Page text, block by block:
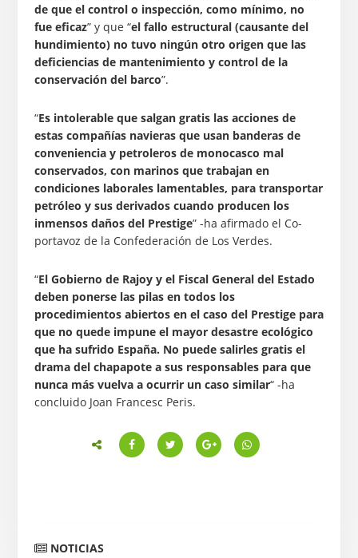
de que el control o inspección, como mínimo, no
fue eficaz” y que “el fallo estructural (causante del
hundimiento) no tuvo ningún otro origen que las
deficiencias de mantenimiento y control de la
conservación del barco”.
“Es intolerable que salgan gratis las acciones de
estas compañías navieras que usan banderas de
conveniencia y petroleros de monocasco mal
conservados, con marinos que trabajan en
condiciones laborales lamentables, para transportar
petróleo y sus derivados cuando producen los
inmensos daños del Prestige” -ha afirmado el Co-
portavoz de la Confederación de Los Verdes.
“El Gobierno de Rajoy y el Fiscal General del Estado
deben ponerse las pilas en todos los
procedimientos abiertos en el caso del Prestige para
que no quede impune el mayor desastre ecológico
que ha sufrido España. No puede salirles gratis el
drama del chapapote a sus responsables para que
nunca más vuelva a ocurrir un caso similar“ -ha
concluido Joan Francesc Peris.
NOTICIAS